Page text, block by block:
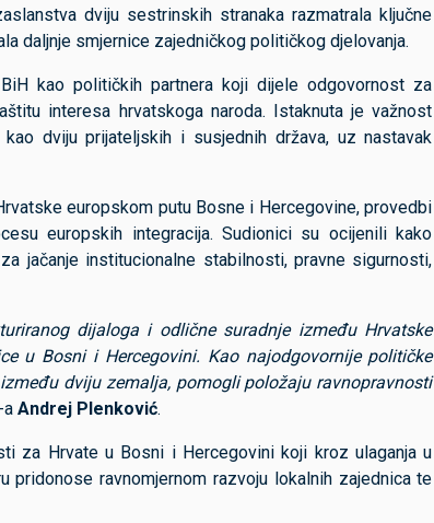
dviju sestrinskih stranaka razmatrala ključne
daljnje smjernice zajedničkog političkog djelovanja.
kao političkih partnera koji dijele odgovornost za
interesa hrvatskoga naroda. Istaknuta je važnost
dviju prijateljskih i susjednih država, uz nastavak
europskom putu Bosne i Hercegovine, provedbi
europskih integracija. Sudionici su ocijenili kako
jačanje institucionalne stabilnosti, pravne sigurnosti,
dijaloga i odlične suradnje između Hrvatske
u Bosni i Hercegovini. Kao najodgovornije političke
dviju zemalja, pomogli položaju ravnopravnosti
a Andrej Plenković.
za Hrvate u Bosni i Hercegovini koji kroz ulaganja u
pridonose ravnomjernom razvoju lokalnih zajednica te